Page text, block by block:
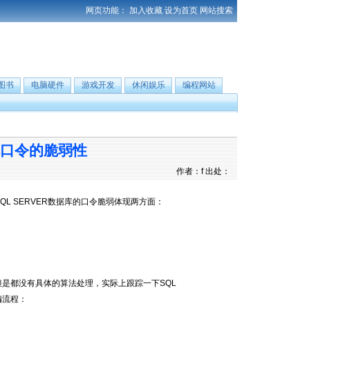
网页功能： 加入收藏 设为首页 网站搜索
书 电脑硬件 游戏开发 休闲娱乐
编程网站
令的脆弱性
作者：f 出处：
SERVER数据库的口令脆弱体现两方面：
都没有具体的算法处理，实际上跟踪一下SQL
程：